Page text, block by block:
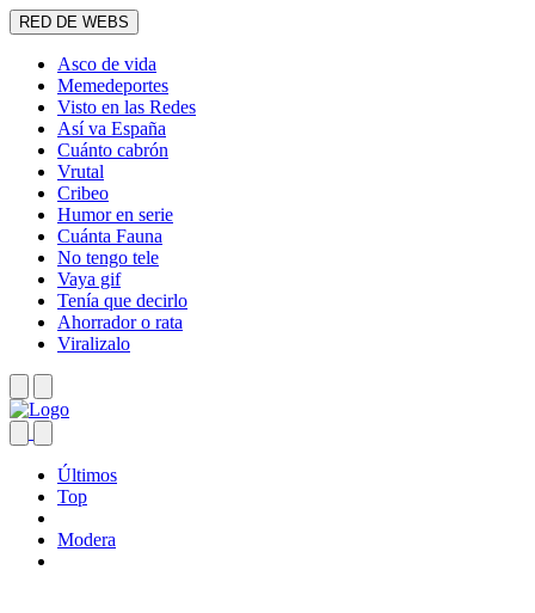
RED DE WEBS
Asco de vida
Memedeportes
Visto en las Redes
Así va España
Cuánto cabrón
Vrutal
Cribeo
Humor en serie
Cuánta Fauna
No tengo tele
Vaya gif
Tenía que decirlo
Ahorrador o rata
Viralizalo
Últimos
Top
Modera